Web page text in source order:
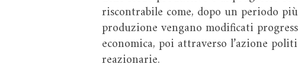
riscontrabile come, dopo un periodo
produzione vengano modificati
economica, poi attraverso l’azione
reazionarie.